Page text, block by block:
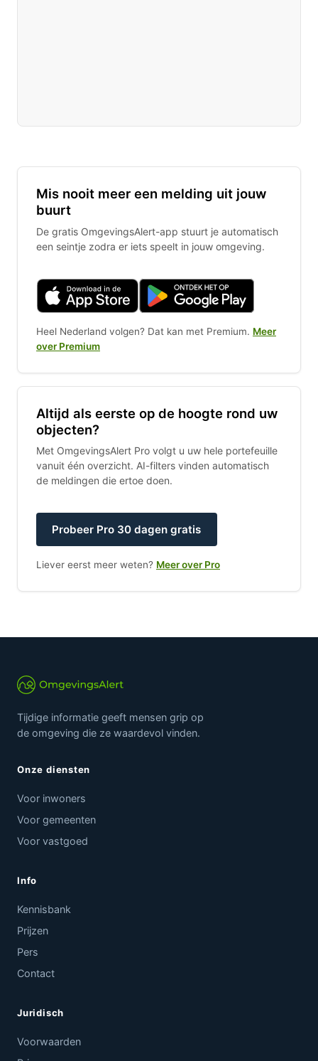
Mis nooit meer een melding uit jouw
buurt
De gratis OmgevingsAlert-app stuurt je automatisch
een seintje zodra er iets speelt in jouw omgeving.
Heel Nederland volgen? Dat kan met Premium. Meer
over Premium
Altijd als eerste op de hoogte rond uw
objecten?
Met OmgevingsAlert Pro volgt u uw hele portefeuille
vanuit één overzicht. AI-filters vinden automatisch
de meldingen die ertoe doen.
Probeer Pro 30 dagen gratis
Liever eerst meer weten? Meer over Pro
Tijdige informatie geeft mensen grip op
de omgeving die ze waardevol vinden.
Onze diensten
Voor inwoners
Voor gemeenten
Voor vastgoed
Info
Kennisbank
Prijzen
Pers
Contact
Juridisch
Voorwaarden